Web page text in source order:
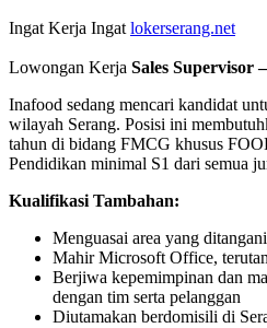
Ingat Kerja Ingat lokerserang.net
Lowongan Kerja Sales Supervisor
Inafood sedang mencari kandidat
wilayah Serang. Posisi ini
tahun di bidang FMCG khusus
Pendidikan minimal S1 dari semua
Kualifikasi Tambahan:
Menguasai area yang ditangani
Mahir Microsoft Office,
Berjiwa kepemimpinan dan
dengan tim serta pelanggan
Diutamakan berdomisili di